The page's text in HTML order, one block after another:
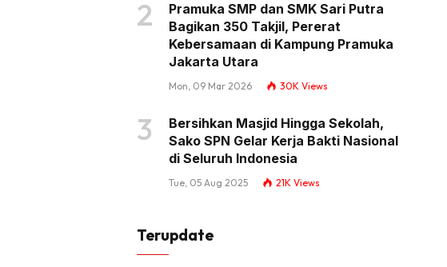
Pramuka SMP dan SMK Sari Putra
Bagikan 350 Takjil, Pererat
Kebersamaan di Kampung Pramuka
Jakarta Utara
Mon, 09 Mar 2026 30K Views
Bersihkan Masjid Hingga Sekolah,
Sako SPN Gelar Kerja Bakti Nasional
di Seluruh Indonesia
Tue, 05 Aug 2025 21K Views
Terupdate